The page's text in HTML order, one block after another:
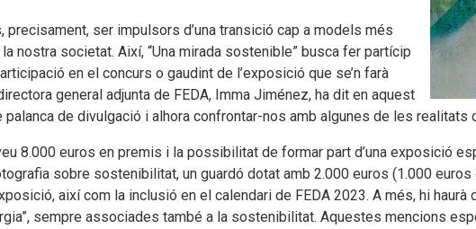
ser impulsors d’una transició cap a models més
nostra societat. Així, “Una mirada sostenible” busca fer partícip
en el concurs o gaudint de l’exposició que se’n farà
general adjunta de FEDA, Imma Jiménez, ha dit en aquest
de divulgació i alhora confrontar-nos amb algunes de les realitats
8.000 euros en premis i la possibilitat de formar part d’una exposició
sobre sostenibilitat, un guardó dotat amb 2.000 euros (1.000
així com la inclusió en el calendari de FEDA 2023. A més, hi
sempre associades també a la sostenibilitat. Aquestes mencions